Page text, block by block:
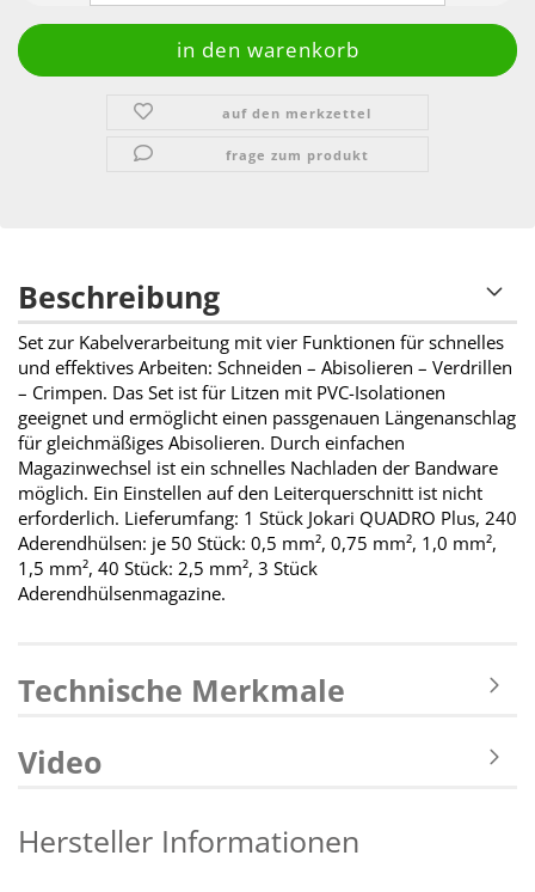
auf den merkzettel
frage zum produkt
Beschreibung
Set zur Kabelverarbeitung mit vier Funktionen für schnelles
und effektives Arbeiten: Schneiden – Abisolieren – Verdrillen
– Crimpen. Das Set ist für Litzen mit PVC-Isolationen
geeignet und ermöglicht einen passgenauen Längenanschlag
für gleichmäßiges Abisolieren. Durch einfachen
Magazinwechsel ist ein schnelles Nachladen der Bandware
möglich. Ein Einstellen auf den Leiterquerschnitt ist nicht
erforderlich. Lieferumfang: 1 Stück Jokari QUADRO Plus, 240
Aderendhülsen: je 50 Stück: 0,5 mm², 0,75 mm², 1,0 mm²,
1,5 mm², 40 Stück: 2,5 mm², 3 Stück
Aderendhülsenmagazine.
Technische Merkmale
Video
Hersteller Informationen